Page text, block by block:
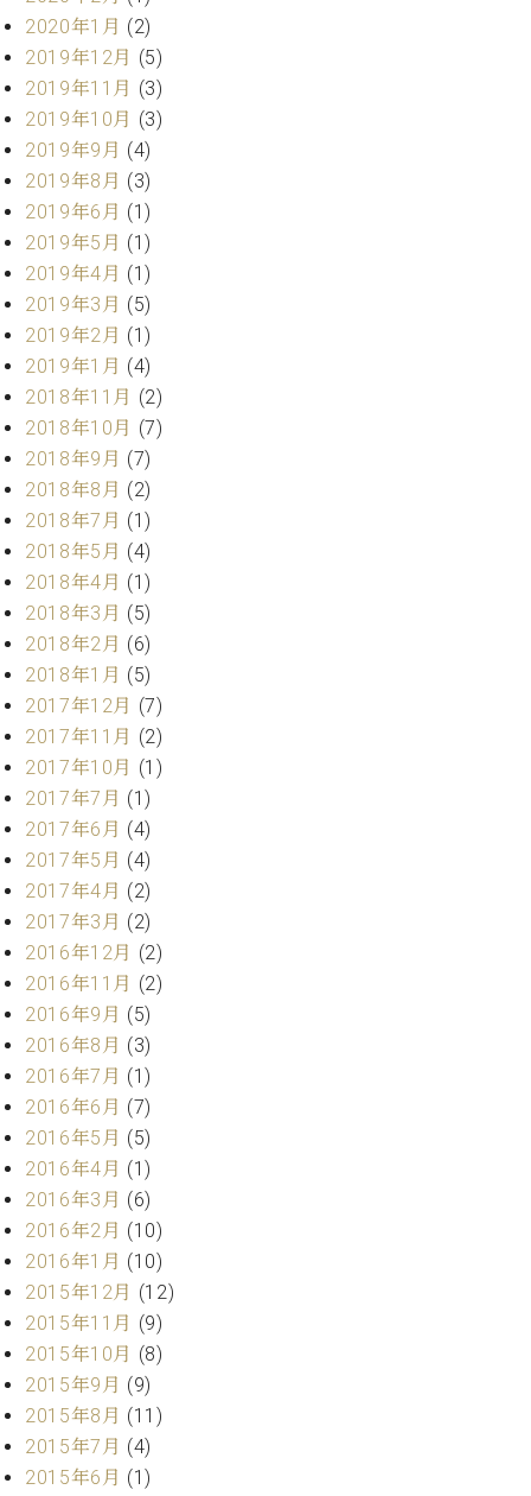
マ
ン
ト
ラ
デ
ィ
シ
ョ
ン
W.
ホ
フ
マ
ン
ヴ
ィ
ジ
ョ
ン
C.BECHSTEIN
Digital(ベ
ヒ
シ
ュ
タ
イ
ン
デ
ジ
タ
ル)
セ
ン
ー
ス
タ
ッ
フ
ご
挨
技
術
者
紹
介
展示
情報
【ユ
ーロ
ピア
ノ特
選中
イ
ベ
ン
ト
情
八
王
子
工
房
ブ
グ
ア
ク
セ
ス
問
い
合
わ
せ
ア
ー
テ
ィ
ス
2020年1月 (2)
2019年12月 (5)
2019年11月 (3)
2019年10月 (3)
2019年9月 (4)
2019年8月 (3)
2019年6月 (1)
2019年5月 (1)
2019年4月 (1)
2019年3月 (5)
2019年2月 (1)
2019年1月 (4)
2018年11月 (2)
2018年10月 (7)
2018年9月 (7)
2018年8月 (2)
2018年7月 (1)
2018年5月 (4)
2018年4月 (1)
2018年3月 (5)
2018年2月 (6)
2018年1月 (5)
2017年12月 (7)
2017年11月 (2)
2017年10月 (1)
2017年7月 (1)
2017年6月 (4)
2017年5月 (4)
2017年4月 (2)
2017年3月 (2)
2016年12月 (2)
2016年11月 (2)
2016年9月 (5)
2016年8月 (3)
2016年7月 (1)
2016年6月 (7)
2016年5月 (5)
2016年4月 (1)
2016年3月 (6)
2016年2月 (10)
2016年1月 (10)
2015年12月 (12)
2015年11月 (9)
2015年10月 (8)
2015年9月 (9)
2015年8月 (11)
2015年7月 (4)
2015年6月 (1)